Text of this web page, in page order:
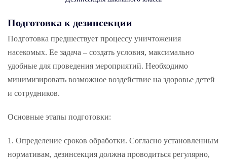
Подготовка к дезинсекции
Подготовка предшествует процессу уничтожения
насекомых. Ее задача – создать условия, максимально
удобные для проведения мероприятий. Необходимо
минимизировать возможное воздействие на здоровье детей
и сотрудников.
Основные этапы подготовки:
1. Определение сроков обработки. Согласно установленным
нормативам, дезинсекция должна проводиться регулярно,